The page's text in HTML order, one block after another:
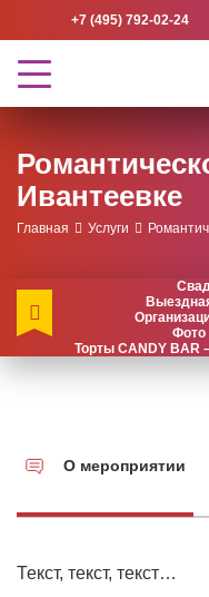
+7 (495) 792-02-24
Ивантеевке
Главная Услуги
Фото
Торты CANDY BAR
О мероприятии
Текст, текст, текст…